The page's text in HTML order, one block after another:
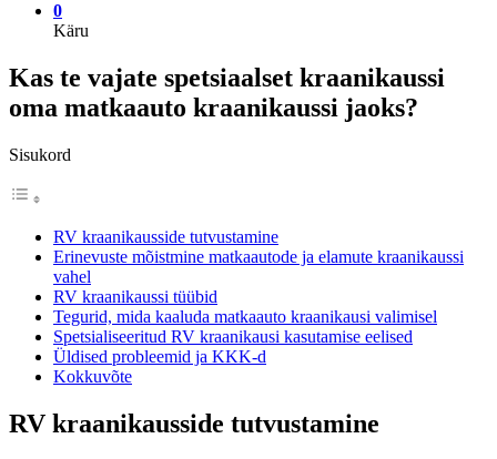
0
Käru
Kas te vajate spetsiaalset kraanikaussi
oma matkaauto kraanikaussi jaoks?
Sisukord
RV kraanikausside tutvustamine
Erinevuste mõistmine matkaautode ja elamute kraanikaussi
vahel
RV kraanikaussi tüübid
Tegurid, mida kaaluda matkaauto kraanikausi valimisel
Spetsialiseeritud RV kraanikausi kasutamise eelised
Üldised probleemid ja KKK-d
Kokkuvõte
RV kraanikausside tutvustamine